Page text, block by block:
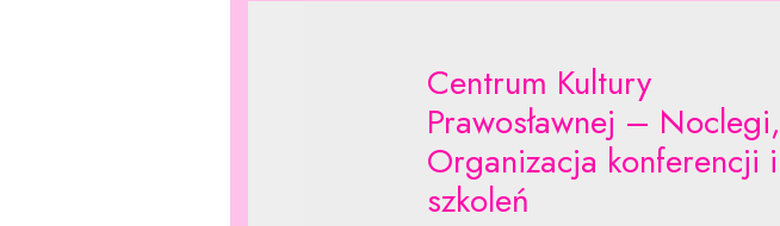
Centrum Kultury
Prawosławnej – Noclegi,
Organizacja konferencji i
szkoleń